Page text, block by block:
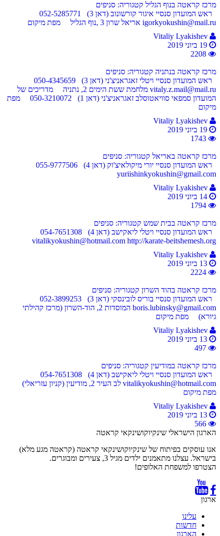
מרכז קראטה בנוף הגליל קטגוריה: סניפים
ראש המועדון סנסיי איגור קורשונוב (דאן 3) 052-5285771
igorkyokushin@mail.ru אריאל שרון 3 ,נוף הגליל מפת מיקום
Vitaliy Lyakishev
19 ביוני 2019
2208
מרכז קראטה בנתניה קטגוריה: סניפים
ראש המועדון סנסיי ויטלי זאגראניצ'ני (דאן 3) 050-4345659
vitaly.z.mail@mail.ru מלחמת ששת הימים 2, נתניה מדריכים של
המועדון סמפאי סוויאטוסלב זאגראניצ'ני (דאן 1) 050-3210072 מפת
מיקום
Vitaliy Lyakishev
19 ביוני 2019
1743
מרכז קראטה באריאל קטגוריה: סניפים
ראש המועדון סנסיי יורי מיקולאיצ'וק (דאן 4) 055-9777506
yuriishinkyokushin@gmail.com
Vitaliy Lyakishev
14 ביוני 2019
1794
מרכז קראטה בבית שמש קטגוריה: סניפים
ראש המועדון סנסיי ויטלי ליאקישב (דאן 4) 054-7651308
vitalikyokushin@hotmail.com http://karate-beitshemesh.org
Vitaliy Lyakishev
13 ביוני 2019
2224
מרכז קראטה בהוד השרון קטגוריה: סניפים
ראש המועדון סנסיי בוריס לובינסקי (דאן 3) 052-3899253
boris.lubinsky@gmail.com המוסדות 2, הוד-השרון (מרכז קהילתי
גיורא) מפת מיקום
Vitaliy Lyakishev
13 ביוני 2019
497
מרכז קראטה במודיעין קטגוריה: סניפים
ראש המועדון סנסיי ויטלי ליאקישב (דאן 4) 054-7651308
vitalikyokushin@hotmail.com לב העיר 2, מודיעין (קניון עזריאלי)
מפת מיקום
Vitaliy Lyakishev
13 ביוני 2019
566
הארגון הישראלי שינקיוקושינקאי קראטה
אנו עוסקים בפיתוח של שינקיוקושינקאי קראטה (קראטה מגע מלא)
בישראל. עצלנו מתאמנים ילדים מגיל 3, צעירים ומבוגרים.
הצטרפו למשפחת האלופים!
ארגון
עלינו
חדשות
הארגון